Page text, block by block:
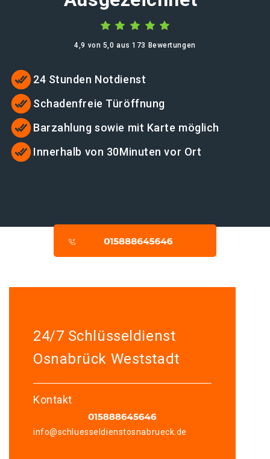
4,9 von 5,0 aus 173 Bewertungen
24 Stunden Notdienst
Schadenfreie Türöffnung
Barzahlung sowie mit Karte möglich
Innerhalb von 30Minuten vor Ort
24/7 Schlüsseldienst
Osnabrück Weststadt
Kontakt
info@schluesseldienstosnabrueck.de